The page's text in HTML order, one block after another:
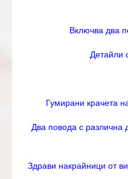
Включва два
Детайли
Гумирани крачета
Два повода с
Здрави накрайници от